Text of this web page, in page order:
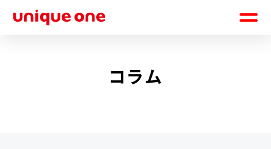
コラム